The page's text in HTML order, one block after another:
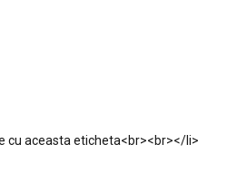
cu aceasta eticheta<br><br></li>